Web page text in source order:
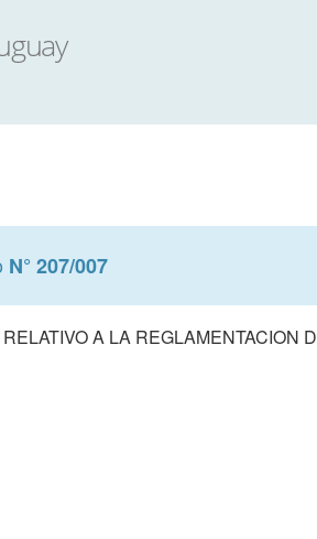
N° 207/007
A LA REGLAMENTACION